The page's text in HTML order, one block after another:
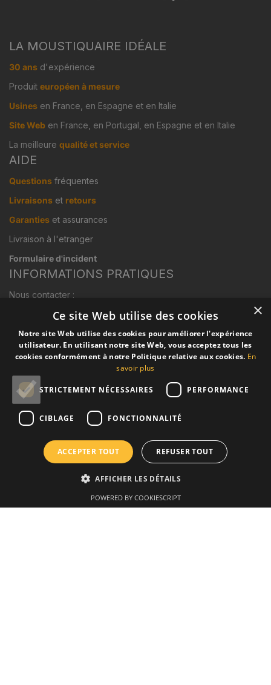
LA MOUSTIQUAIRE IDÉALE
30 ans d'expérience
Produit européen à mesure
Usines en France, en Espagne et en Italie
Site Web en France, en Portugal, en Espagne et en Italie
La meilleure qualité et service
AIDE
Questions fréquentes
Livraisons et retours
Garanties et assurances
Livraison à l'etranger
Formulaire d'incident
INFORMATIONS PRATIQUES
Nous contacter :
Téléphone:01.85.73.26.88
Conditions générales de vente et d'expédition (C.G.V.)
Promotions et cadeaux
TROUVEZ VOTRE MOUSTIQUAIRE
Moustiquaires pour fenêtres
Moustiquaires pour portes
Projets spéciaux
×
Ce site Web utilise des cookies
Notre site Web utilise des cookies pour améliorer l'expérience
utilisateur. En utilisant notre site Web, vous acceptez tous les
cookies conformément à notre Politique relative aux cookies. En
savoir plus
STRICTEMENT NÉCESSAIRES PERFORMANCE
CIBLAGE FONCTIONNALITÉ
ACCEPTER TOUT REFUSER TOUT
AFFICHER LES DÉTAILS
POWERED BY COOKIESCRIPT